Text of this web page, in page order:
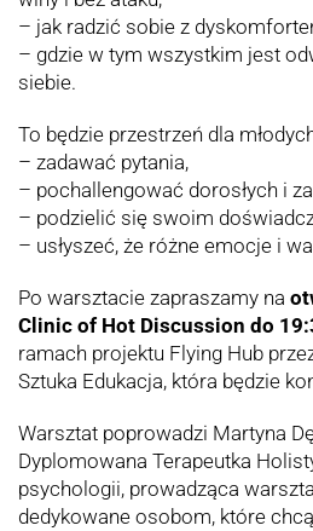
– jak radzić sobie z
– gdzie w tym wszystkim jest
siebie.
To będzie przestrzeń dla
– zadawać pytania,
– pochallengować dorosłych i
– podzielić się swoim
– usłyszeć, że różne emocje i
Po warsztacie zapraszamy na
Clinic of Hot Discussion do
ramach projektu Flying Hub
Sztuka Edukacja, która będzie
Warsztat poprowadzi Martyna
Dyplomowana Terapeutka
psychologii, prowadząca
dedykowane osobom, które